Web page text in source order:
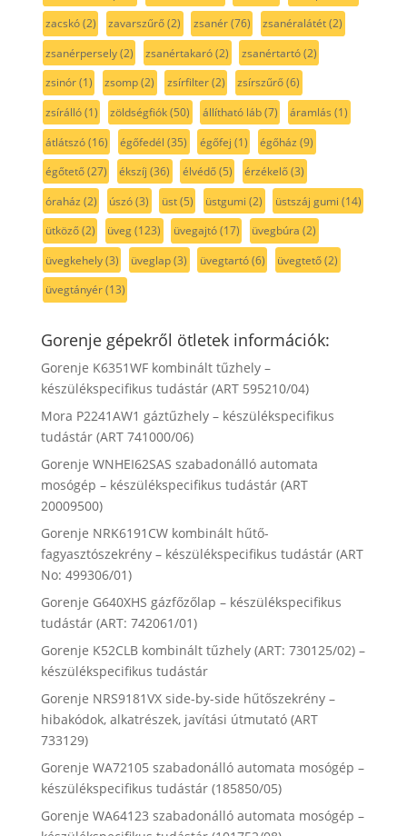
zacskó(2) zavarszűrő(2) zsanér(76) zsanéralátét(2)
zsanérpersely(2) zsanértakaró(2) zsanértartó(2)
zsinór(1) zsomp(2) zsírfilter(2) zsírszűrő(6)
zsírálló(1) zöldségfiók(50) állítható láb(7) áramlás (1)
átlátszó(16) égőfedél (35) égőfej (1) égőház (9)
égőtető(27) ékszíj (36) élvédő(5) érzékelő(3)
óraház (2) úszó(3) üst(5) üstgumi (2) üstszáj gumi (14)
ütköző(2) üveg(123) üvegajtó(17) üvegbúra (2)
üvegkehely(3) üveglap(3) üvegtartó(6) üvegtető(2)
üvegtányér(13)
Gorenje gépekről ötletek információk:
Gorenje K6351WF kombinált tűzhely –
készülékspecifikus tudástár (ART 595210/04)
Mora P2241AW1 gáztűzhely – készülékspecifikus
tudástár (ART 741000/06)
Gorenje WNHEI62SAS szabadonálló automata
mosógép – készülékspecifikus tudástár (ART
20009500)
Gorenje NRK6191CW kombinált hűtő-
fagyasztószekrény – készülékspecifikus tudástár (ART
No: 499306/01)
Gorenje G640XHS gázfőzőlap – készülékspecifikus
tudástár (ART: 742061/01)
Gorenje K52CLB kombinált tűzhely (ART: 730125/02) –
készülékspecifikus tudástár
Gorenje NRS9181VX side-by-side hűtőszekrény –
hibakódok, alkatrészek, javítási útmutató (ART
733129)
Gorenje WA72105 szabadonálló automata mosógép –
készülékspecifikus tudástár (185850/05)
Gorenje WA64123 szabadonálló automata mosógép –